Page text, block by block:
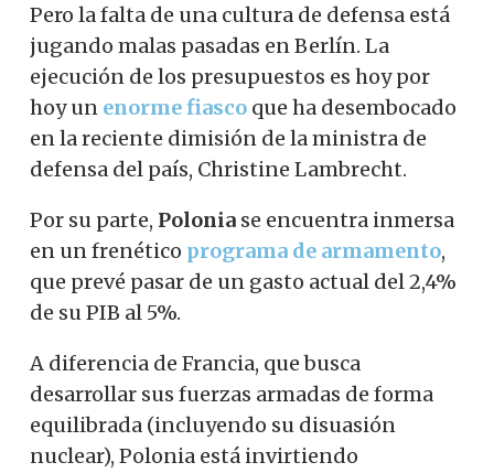
Pero la falta de una cultura de defensa está
jugando malas pasadas en Berlín. La
ejecución de los presupuestos es hoy por
hoy un enorme fiasco que ha desembocado
en la reciente dimisión de la ministra de
defensa del país, Christine Lambrecht.
Por su parte, Polonia se encuentra inmersa
en un frenético programa de armamento,
que prevé pasar de un gasto actual del 2,4%
de su PIB al 5%.
A diferencia de Francia, que busca
desarrollar sus fuerzas armadas de forma
equilibrada (incluyendo su disuasión
nuclear), Polonia está invirtiendo